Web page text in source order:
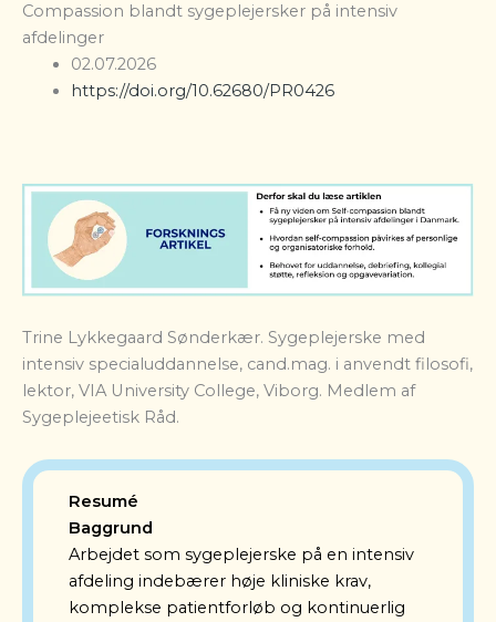
Compassion blandt sygeplejersker på intensiv
afdelinger
02.07.2026
https://doi.org/10.62680/PR0426
Trine Lykkegaard Sønderkær. Sygeplejerske med
intensiv specialuddannelse, cand.mag. i anvendt filosofi,
lektor, VIA University College, Viborg. Medlem af
Sygeplejeetisk Råd.
Resumé
Baggrund
Arbejdet som sygeplejerske på en intensiv
afdeling indebærer høje kliniske krav,
komplekse patientforløb og kontinuerlig